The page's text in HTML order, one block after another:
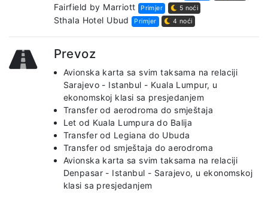
Fairfield by Marriott Primjer 5 noći
Sthala Hotel Ubud Primjer 4 noći
Prevoz
Avionska karta sa svim taksama na relaciji
Sarajevo - Istanbul - Kuala Lumpur, u
ekonomskoj klasi sa presjedanjem
Transfer od aerodroma do smještaja
Let od Kuala Lumpura do Balija
Transfer od Legiana do Ubuda
Transfer od smještaja do aerodroma
Avionska karta sa svim taksama na relaciji
Denpasar - Istanbul - Sarajevo, u ekonomskoj
klasi sa presjedanjem